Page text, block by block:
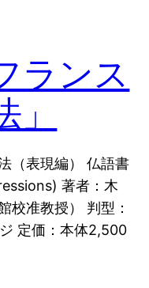
ランス
（表現編） 仏語書
著者：木
准教授） 判型：
定価：本体2,500